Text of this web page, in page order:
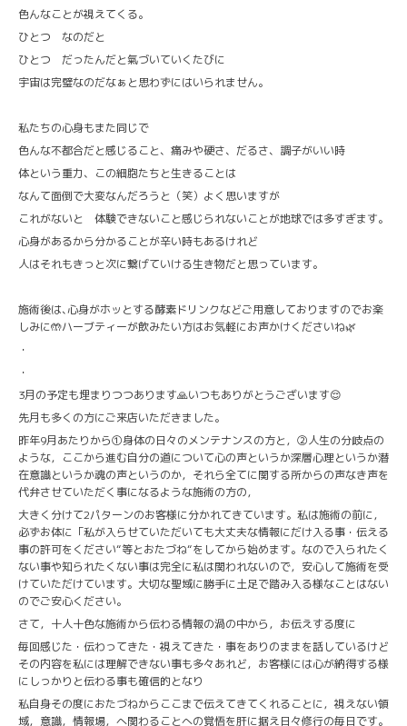
色んなことが視えてくる。
ひとつ なのだと
ひとつ だったんだと氣づいていくたびに
宇宙は完璧なのだなぁと思わずにはいられません。
私たちの心身もまた同じで
色んな不都合だと感じること、痛みや硬さ、だるさ、調子がいい時
体という重力、この細胞たちと生きることは
なんて面倒で大変なんだろうと（笑）よく思いますが
これがないと 体験できないこと感じられないことが地球では多すぎます。
心身があるから分かることが辛い時もあるけれど
人はそれもきっと次に繋げていける生き物だと思っています。
施術後は､心身がホッとする酵素ドリンクなどご用意しておりますのでお楽
しみに🤲ハーブティーが飲みたい方はお気軽にお声かけくださいね🌿
・
・
3月の予定も埋まりつつあります🙏いつもありがとうございます😌
先月も多くの方にご来店いただきました。
昨年9月あたりから①身体の日々のメンテナンスの方と，②人生の分岐点の
ような，ここから進む自分の道について心の声というか深層心理というか潜
在意識というか魂の声というのか，それら全てに関する所からの声なき声を
代弁させていただく事になるような施術の方の，
大きく分けて2パターンのお客様に分かれてきています。私は施術の前に，
必ずお体に「私が入らせていただいても大丈夫な情報にだけ入る事・伝える
事の許可をください“等とおたづね“をしてから始めます。なので入られたく
ない事や知られたくない事は完全に私は関われないので，安心して施術を受
けていただけています。大切な聖域に勝手に土足で踏み入る様なことはない
のでご安心ください。
さて，十人十色な施術から伝わる情報の渦の中から，お伝えする度に
毎回感じた・伝わってきた・視えてきた・事をありのままを話しているけど
その内容を私には理解できない事も多々あれど，お客様には心が納得する様
にしっかりと伝わる事も確信的となり
私自身その度におたづねからここまで伝えてきてくれることに，視えない領
域，意識，情報場，へ関わることへの覚悟を肝に据え日々修行の毎日です。